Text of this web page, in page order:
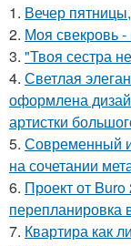
1. Вечер
2. Моя свекровь
3. "Твоя сестра
4. Светлая
оформлена
артистки
5. Современный
на сочетании
6. Проект от Buro
перепланировка
7. Квартира как